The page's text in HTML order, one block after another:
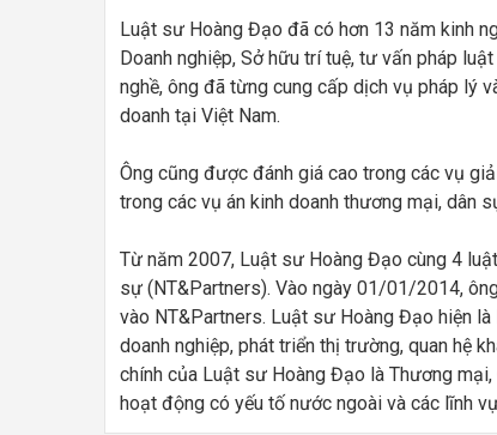
Luật sư Hoàng Đạo đã có hơn 13 năm kinh
Doanh nghiệp, Sở hữu trí tuệ, tư vấn pháp
nghề, ông đã từng cung cấp dịch vụ pháp lý
doanh tại Việt Nam.
Ông cũng được đánh giá cao trong các vụ
trong các vụ án kinh doanh thương mại, dân
Từ năm 2007, Luật sư Hoàng Đạo cùng 4
sự (NT&Partners). Vào ngày 01/01/2014,
vào NT&Partners. Luật sư Hoàng Đạo hiện
doanh nghiệp, phát triển thị trường, quan hệ
chính của Luật sư Hoàng Đạo là Thương
hoạt động có yếu tố nước ngoài và các lĩnh